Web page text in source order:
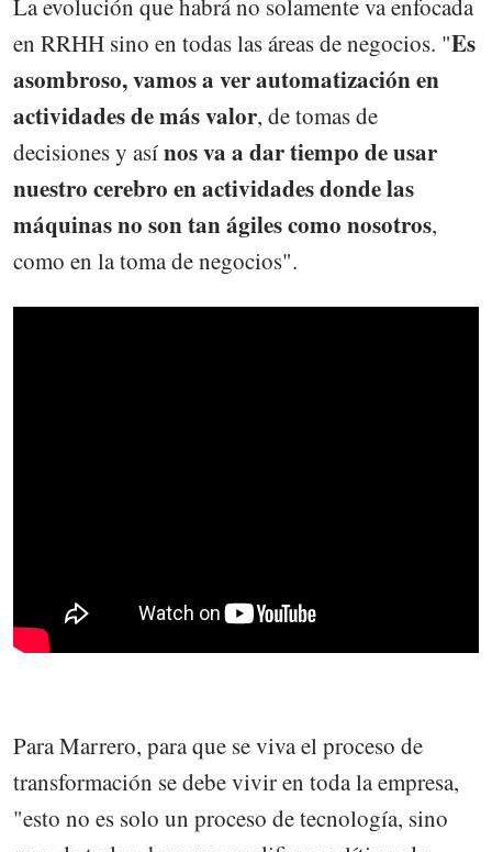
La evolución que habrá no solamente va enfocada
en RRHH sino en todas las áreas de negocios. "Es
asombroso, vamos a ver automatización en
actividades de más valor, de tomas de
decisiones y asínos va a dar tiempo de usar
nuestro cerebro en actividades donde las
máquinas no son tan ágiles como nosotros,
como en la toma de negocios".
Para Marrero, para que se viva el proceso de
transformación se debe vivir en toda la empresa,
"esto no es solo un proceso de tecnología, sino